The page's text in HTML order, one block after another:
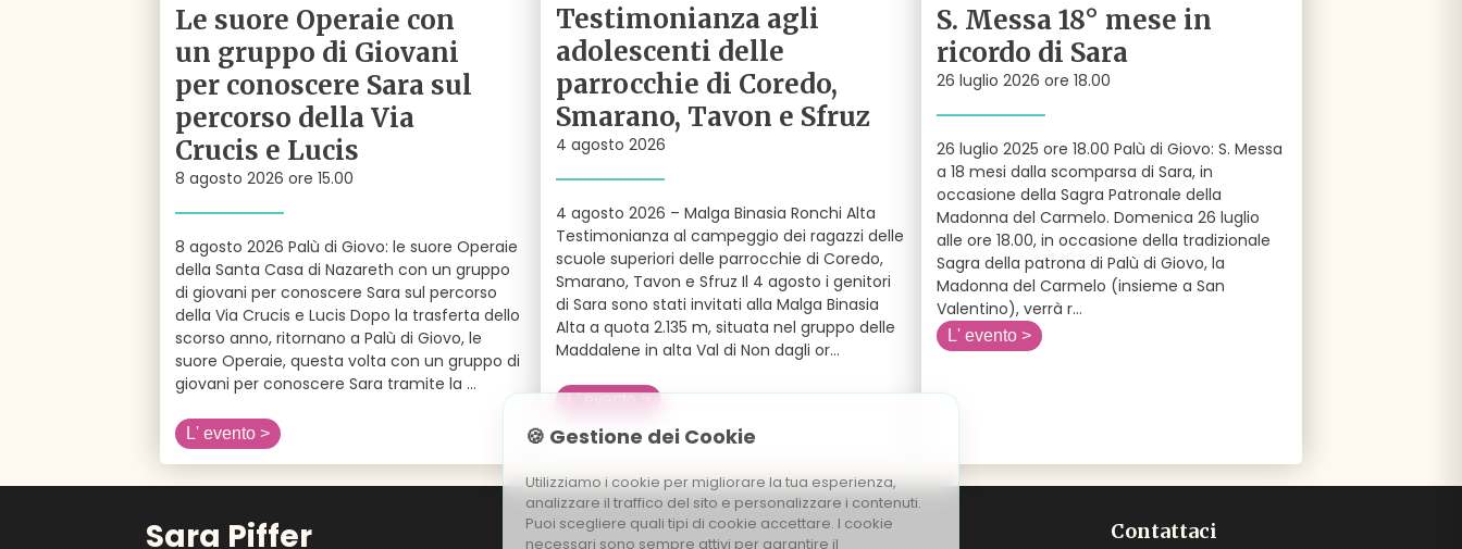
Le suore Operaie con
un gruppo di Giovani
per conoscere Sara sul
percorso della Via
Crucis e Lucis
8 agosto 2026 ore 15.00
8 agosto 2026 Palù di Giovo: le suore Operaie
della Santa Casa di Nazareth con un gruppo
di giovani per conoscere Sara sul percorso
della Via Crucis e Lucis Dopo la trasferta dello
scorso anno, ritornano a Palù di Giovo, le
suore Operaie, questa volta con un gruppo di
giovani per conoscere Sara tramite la ...
L' evento >
Testimonianza agli
adolescenti delle
parrocchie di Coredo,
Smarano, Tavon e Sfruz
4 agosto 2026
4 agosto 2026 – Malga Binasia Ronchi Alta
Testimonianza al campeggio dei ragazzi delle
scuole superiori delle parrocchie di Coredo,
Smarano, Tavon e Sfruz Il 4 agosto i genitori
di Sara sono stati invitati alla Malga Binasia
Alta a quota 2.135 m, situata nel gruppo delle
Maddalene in alta Val di Non dagli or...
L' evento >
S. Messa 18° mese in
ricordo di Sara
26 luglio 2026 ore 18.00
26 luglio 2025 ore 18.00 Palù di Giovo: S. Messa
a 18 mesi dalla scomparsa di Sara, in
occasione della Sagra Patronale della
Madonna del Carmelo. Domenica 26 luglio
alle ore 18.00, in occasione della tradizionale
Sagra della patrona di Palù di Giovo, la
Madonna del Carmelo (insieme a San
Valentino), verrà r...
L' evento >
Sara Piffer Contattaci
🍪 Gestione dei Cookie
Utilizziamo i cookie per migliorare la tua esperienza,
analizzare il traffico del sito e personalizzare i contenuti.
Puoi scegliere quali tipi di cookie accettare. I cookie
necessari sono sempre attivi per garantire il